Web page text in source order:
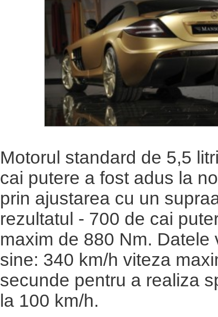
Motorul standard de 5,5
cai putere a fost adus la
prin ajustarea cu un
rezultatul - 700 de cai
maxim de 880 Nm. Datele
sine: 340 km/h viteza
secunde pentru a realiza
la 100 km/h.